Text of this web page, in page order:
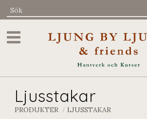
Meny
Ljusstakar
PRODUKTER LJUSSTAKAR